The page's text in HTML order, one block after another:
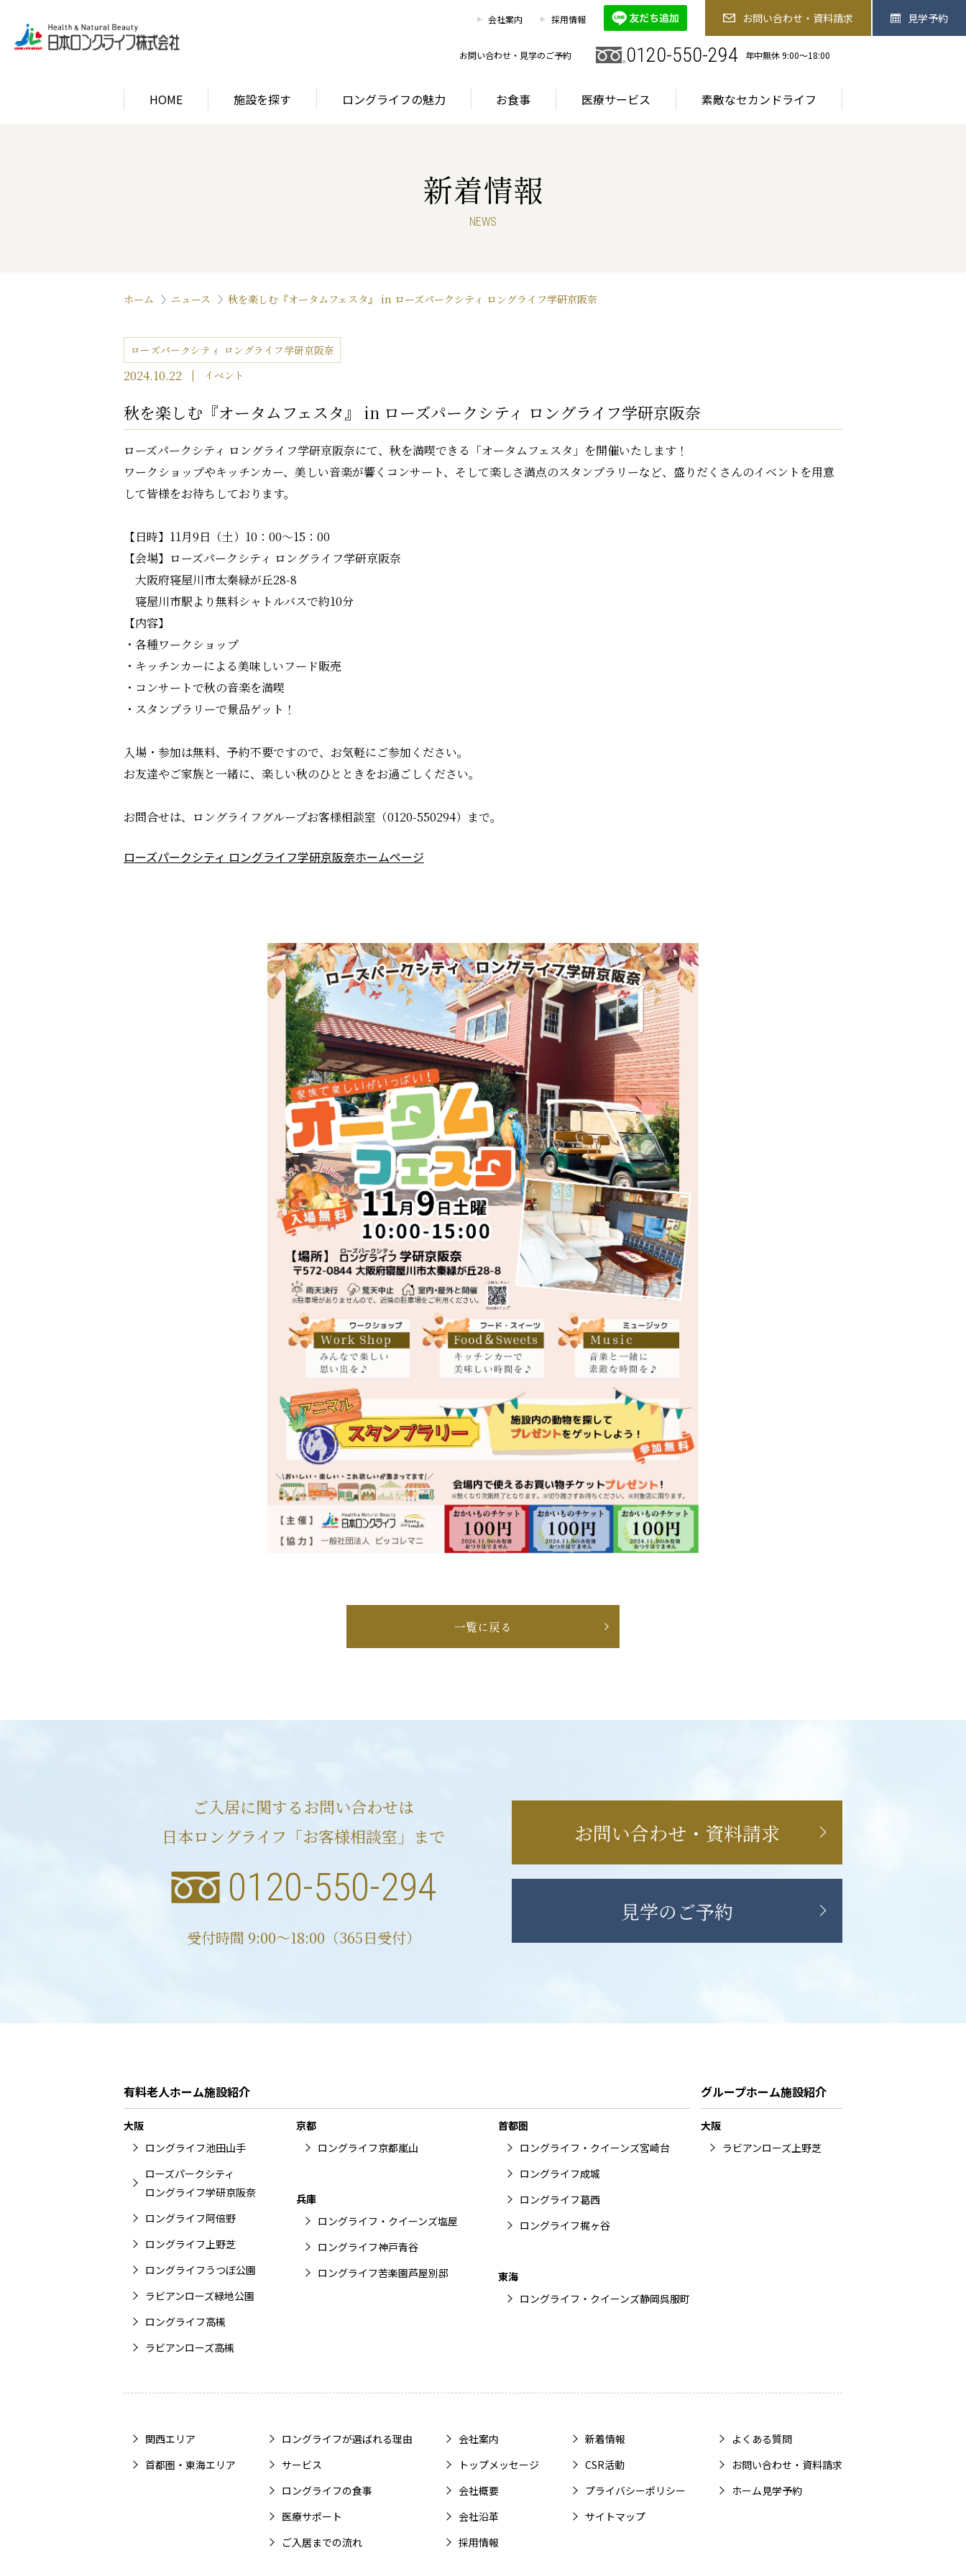
会社案内 採用情報 お問い合わせ・資料請求 見学予約
お問い合わせ・見学のご予約 0120-550-294 年中無休 9:00〜18:00
HOME 施設を探す ロングライフの魅力 お食事 医療サービス 素敵なセカンドライフ
お客様相談室 0120-550-294 お問い合わせ・資料請求 見学予約
首都圏・東海エリア
ロングライフの魅力
ロングライフが選ばれる理由 サービス
お食事 医療サービス
新着情報
NEWS
ホーム ニュース 秋を楽しむ『オータムフェスタ』 in ローズパークシティ ロングライフ学研京阪奈
ローズパークシティ ロングライフ学研京阪奈
2024.10.22 イベント
秋を楽しむ『オータムフェスタ』 in ローズパークシティ ロングライフ学研京阪奈
ローズパークシティ ロングライフ学研京阪奈にて、秋を満喫できる「オータムフェスタ」を開催いたします！
ワークショップやキッチンカー、美しい音楽が響くコンサート、そして楽しさ満点のスタンプラリーなど、盛りだくさんのイベントを用意
して皆様をお待ちしております。
【日時】11月9日（土）10：00～15：00
【会場】ローズパークシティ ロングライフ学研京阪奈
大阪府寝屋川市太秦緑が丘28-8
寝屋川市駅より無料シャトルバスで約10分
【内容】
・各種ワークショップ
・キッチンカーによる美味しいフード販売
・コンサートで秋の音楽を満喫
・スタンプラリーで景品ゲット！
入場・参加は無料、予約不要ですので、お気軽にご参加ください。
お友達やご家族と一緒に、楽しい秋のひとときをお過ごしください。
お問合せは、ロングライフグループお客様相談室（0120-550294）まで。
ローズパークシティ ロングライフ学研京阪奈ホームページ
一覧に戻る
ご入居に関するお問い合わせは
日本ロングライフ「お客様相談室」まで
0120-550-294
受付時間 9:00〜18:00（365日受付）
お問い合わせ・資料請求
見学のご予約
有料老人ホーム施設紹介
大阪
ロングライフ池田山手
ローズパークシティ
ロングライフ学研京阪奈
ロングライフ阿倍野
ロングライフ上野芝
ロングライフうつぼ公園
ラビアンローズ緑地公園
ロングライフ高槻
ラビアンローズ高槻
京都
ロングライフ京都嵐山
兵庫
ロングライフ・クイーンズ塩屋
ロングライフ神戸青谷
ロングライフ苦楽園芦屋別邸
首都圏
ロングライフ・クイーンズ宮崎台
ロングライフ成城
ロングライフ葛西
ロングライフ梶ヶ谷
東海
ロングライフ・クイーンズ静岡呉服町
グループホーム施設紹介
大阪
ラビアンローズ上野芝
関西エリア
首都圏・東海エリア
ロングライフが選ばれる理由
サービス
ロングライフの食事
医療サポート
ご入居までの流れ
会社案内
トップメッセージ
会社概要
会社沿革
採用情報
新着情報
CSR活動
プライバシーポリシー
サイトマップ
よくある質問
お問い合わせ・資料請求
ホーム見学予約